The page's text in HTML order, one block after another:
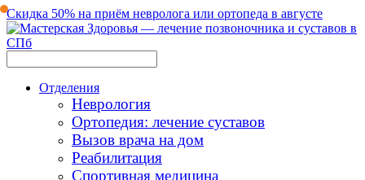
Скидка 50% на приём невролога или ортопеда в августе
Отделения
Неврология
Ортопедия: лечение суставов
Вызов врача на дом
Реабилитация
Спортивная медицина